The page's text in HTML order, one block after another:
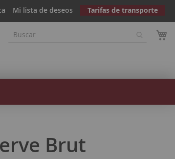
Mi lista de deseos Tarifas de transporte
Brut